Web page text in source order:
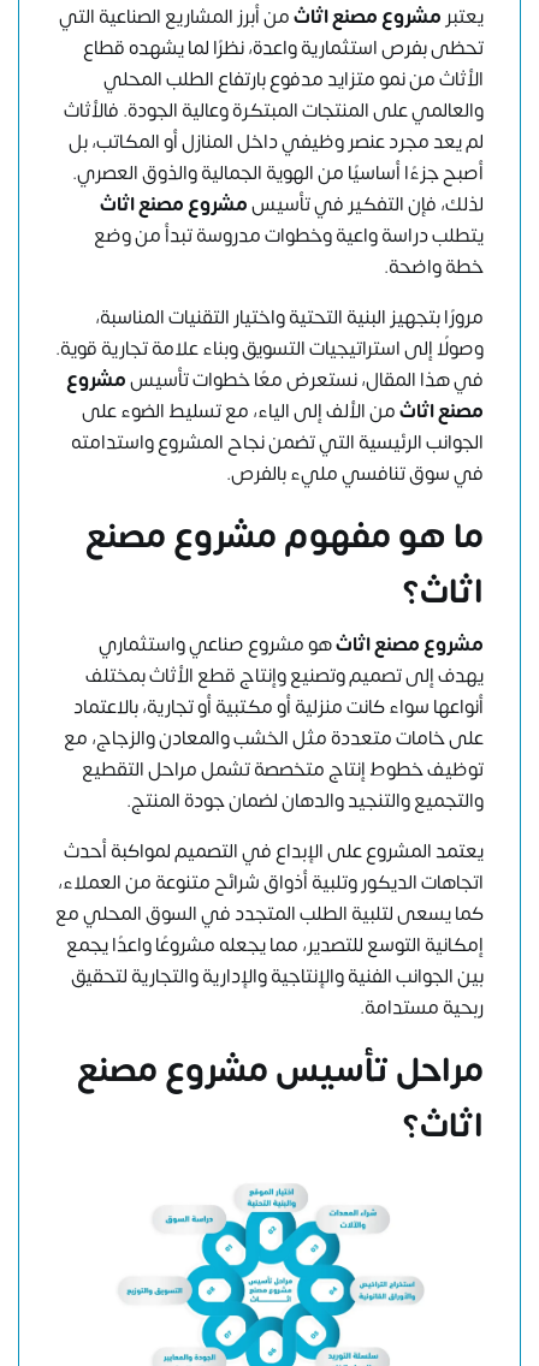
يعتبر مشروع مصنع اثاثمن أبرز المشاريع الصناعية التي
تحظى بفرص استثمارية واعدة، نظرًا لما يشهده قطاع
الأثاث من نمو متزايد مدفوع بارتفاع الطلب المحلي
والعالمي على المنتجات المبتكرة وعالية الجودة. فالأثاث
لم يعد مجرد عنصر وظيفي داخل المنازل أو المكاتب، بل
أصبح جزءًا أساسيًا من الهوية الجمالية والذوق العصري.
لذلك، فإن التفكير في تأسيسمشروع مصنع اثاث
يتطلب دراسة واعية وخطوات مدروسة تبدأ من وضع
خطة واضحة.
مرورًا بتجهيز البنية التحتية واختيار التقنيات المناسبة،
وصولًا إلى استراتيجيات التسويق وبناء علامة تجارية قوية.
في هذا المقال، نستعرض معًا خطوات تأسيسمشروع
مصنع اثاثمن الألف إلى الياء، مع تسليط الضوء على
الجوانب الرئيسية التي تضمن نجاح المشروع واستدامته
في سوق تنافسي مليء بالفرص.
ما هو مفهوم مشروع مصنع
اثاث؟
مشروع مصنع اثاثهو مشروع صناعي واستثماري
يهدف إلى تصميم وتصنيع وإنتاج قطع الأثاث بمختلف
أنواعها سواء كانت منزلية أو مكتبية أو تجارية، بالاعتماد
على خامات متعددة مثل الخشب والمعادن والزجاج، مع
توظيف خطوط إنتاج متخصصة تشمل مراحل التقطيع
والتجميع والتنجيد والدهان لضمان جودة المنتج.
يعتمد المشروع على الإبداع في التصميم لمواكبة أحدث
اتجاهات الديكور وتلبية أذواق شرائح متنوعة من العملاء،
كما يسعى لتلبية الطلب المتجدد في السوق المحلي مع
إمكانية التوسع للتصدير، مما يجعله مشروعًا واعدًا يجمع
بين الجوانب الفنية والإنتاجية والإدارية والتجارية لتحقيق
ربحية مستدامة.
مراحل تأسيس مشروع مصنع
اثاث؟